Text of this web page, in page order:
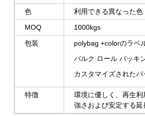
色
利用できる異なった色
MOQ
1000kgs
包装
polybag +colorのラベ
バルク ロール パッキ
カスタマイズされたパ
特徴
環境に優しく、再生
強さおよび安定する延